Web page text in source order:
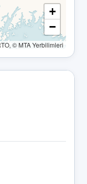
+
−
© MTA Yerbilimleri